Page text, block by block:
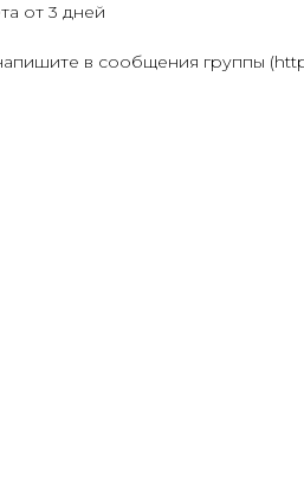
от 3 дней
в сообщения группы